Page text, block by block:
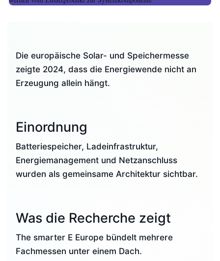
Die europäische Solar- und Speichermesse
zeigte 2024, dass die Energiewende nicht an
Erzeugung allein hängt.
Einordnung
Batteriespeicher, Ladeinfrastruktur,
Energiemanagement und Netzanschluss
wurden als gemeinsame Architektur sichtbar.
Was die Recherche zeigt
The smarter E Europe bündelt mehrere
Fachmessen unter einem Dach.